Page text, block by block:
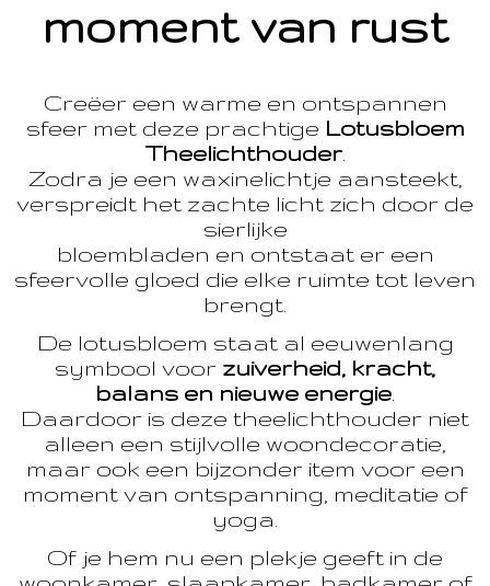
moment van rust
Creëer een warme en ontspannen
sfeer met deze prachtige Lotusbloem
Theelichthouder.
Zodra je een waxinelichtje aansteekt,
verspreidt het zachte licht zich door de
sierlijke
bloembladen en ontstaat er een
sfeervolle gloed die elke ruimte tot leven
brengt.
De lotusbloem staat al eeuwenlang
symbool voor zuiverheid, kracht,
balans en nieuwe energie
Daardoor is deze theelichthouder niet
alleen een stijlvolle woondecoratie,
maar ook een bijzonder item voor een
moment van ontspanning, meditatie of
yoga.
Of je hem nu een plekje geeft in de